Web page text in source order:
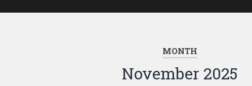
MONTH
November 2025